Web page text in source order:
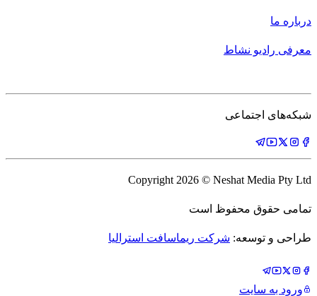
درباره ما
معرفی رادیو نشاط
شبکه‌های اجتماعی
Copyright 2026 © Neshat Media Pty Ltd
تمامی حقوق محفوظ است
طراحی و توسعه: شرکت ریماسافت استرالیا
ورود به سایت